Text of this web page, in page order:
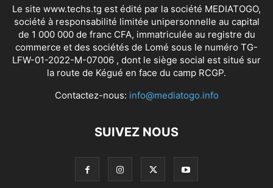
Le site www.techs.tg est édité par la société MEDIATOGO,
société à responsabilité limitée unipersonnelle au capital
de 1 000 000 de franc CFA, immatriculée au registre du
commerce et des sociétés de Lomé sous le numéro TG-
LFW-01-2022-M-07006 , dont le siège social est situé sur
la route de Kégué en face du camp RCGP.
Contactez-nous: info@mediatogo.info
SUIVEZ NOUS